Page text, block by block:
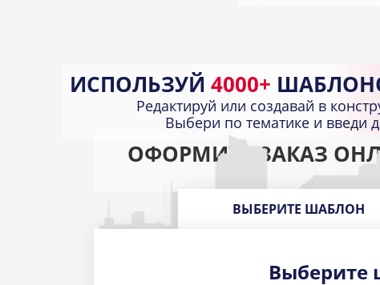
ИСПОЛЬЗУЙ 4000+
Редактируй или создавай в
Выбери по тематике и введи
ОФОРМИТЕ ЗАКАЗ
ВЫБЕРИТЕ ШАБЛОН
Выберите